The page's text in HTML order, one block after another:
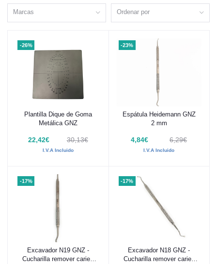
Marcas Ordenar por
-26%
Añadir al carrito
Plantilla Dique de Goma
Metálica GNZ
22,42€ 30,13€
I.V.A Incluido
-23%
Añadir al carrito
Espátula Heidemann GNZ
2 mm
4,84€ 6,29€
I.V.A Incluido
-17%
Añadir al carrito
Excavador N19 GNZ -
Cucharilla remover caries
-17%
Añadir al carrito
Excavador N18 GNZ -
Cucharilla remover caries